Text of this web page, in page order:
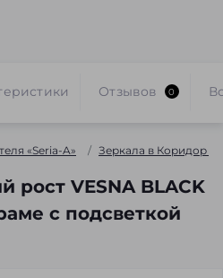
«Seria-A» Зеркала в Коридор
рост VESNA BLACK
с подсветкой
Отзывов 0